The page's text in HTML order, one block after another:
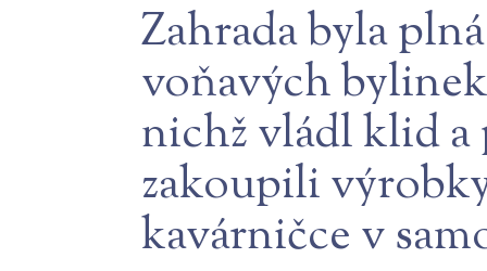
Zahrada byla
voňavých
nichž vládl klid
zakoupili
kavárničce v